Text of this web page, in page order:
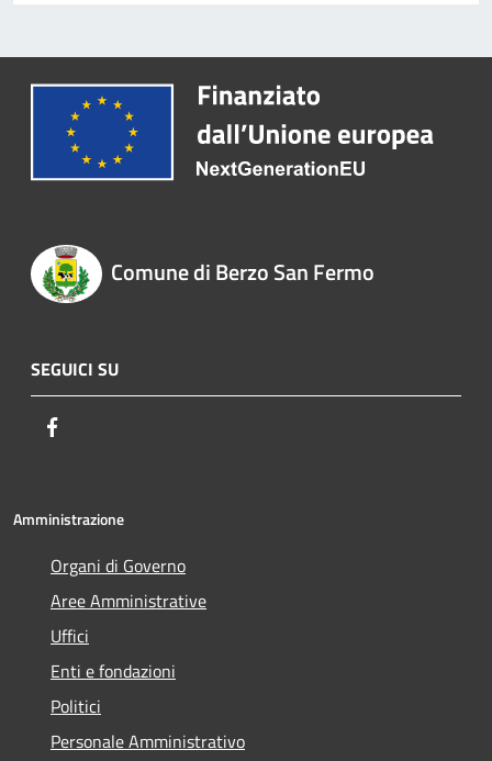
Comune di Berzo San Fermo
SEGUICI SU
Amministrazione
Organi di Governo
Aree Amministrative
Uffici
Enti e fondazioni
Politici
Personale Amministrativo